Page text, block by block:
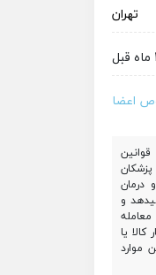
تهران
1 ماه قبل
اعضا
درمان
و
یا
موارد